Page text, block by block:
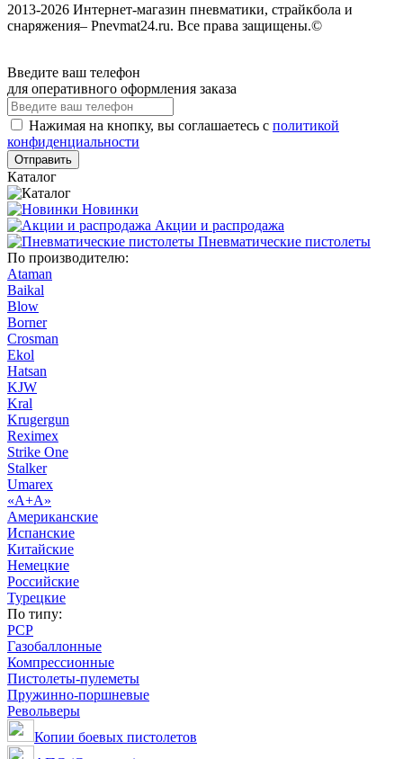
2013-2026 Интернет-магазин пневматики, страйкбола и
снаряжения– Pnevmat24.ru. Все права защищены.©
Введите ваш телефон
для оперативного оформления заказа
Нажимая на кнопку, вы соглашаетесь с политикой
конфиденциальности
Отправить
Каталог
Новинки
Акции и распродажа
Пневматические пистолеты
По производителю:
Ataman
Baikal
Blow
Borner
Crosman
Ekol
Hatsan
KJW
Kral
Krugergun
Reximex
Strike One
Stalker
Umarex
«А+А»
Американские
Испанские
Китайские
Немецкие
Российские
Турецкие
По типу:
PCP
Газобаллонные
Компрессионные
Пистолеты-пулеметы
Пружинно-поршневые
Револьверы
Копии боевых пистолетов